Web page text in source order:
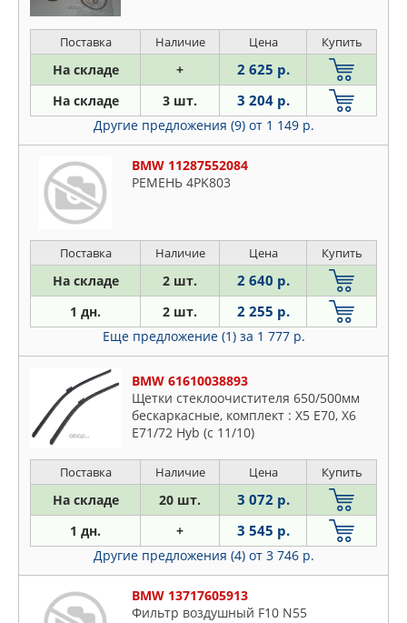
Поставка Наличие Цена Купить
На складе + 2 625 р.
На складе 3 шт. 3 204 р.
Другие предложения (9) от 1 149 р.
BMW 11287552084
РЕМЕНЬ 4PK803
Поставка Наличие Цена Купить
На складе 2 шт. 2 640 р.
1 дн. 2 шт. 2 255 р.
Еще предложение (1) за 1 777 р.
BMW 61610038893
Щетки стеклоочистителя 650/500мм
бескаркасные, комплект : X5 E70, X6
E71/72 Hyb (с 11/10)
Поставка Наличие Цена Купить
На складе 20 шт. 3 072 р.
1 дн. + 3 545 р.
Другие предложения (4) от 3 746 р.
BMW 13717605913
Фильтр воздушный F10 N55